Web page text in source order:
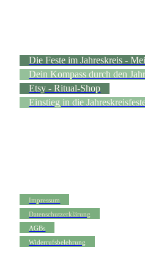
Die Feste im Jahreskreis -
Dein Kompass durch den
Etsy - Ritual-Shop
Einstieg in die
Impressum
Datenschutzerklärung
AGBs
Widerrufsbelehrung